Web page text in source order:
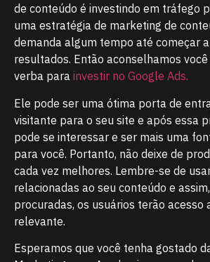
de conteúdo é investindo em tráfego
uma estratégia de marketing de
demanda algum tempo até começar
resultados. Então aconselhamos
verba para investir no Google Ads.
Ele pode ser uma ótima porta de
visitante para o seu site e após essa
pode se interessar e ser mais uma
para você. Portanto, não deixe de
cada vez melhores. Lembre-se de
relacionadas ao seu conteúdo e
procuradas, os usuários terão acesso
relevante.
Esperamos que você tenha gostado